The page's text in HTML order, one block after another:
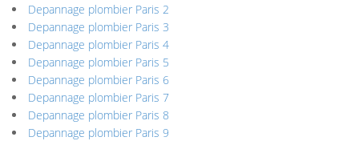
Depannage plombier Paris 2
Depannage plombier Paris 3
Depannage plombier Paris 4
Depannage plombier Paris 5
Depannage plombier Paris 6
Depannage plombier Paris 7
Depannage plombier Paris 8
Depannage plombier Paris 9